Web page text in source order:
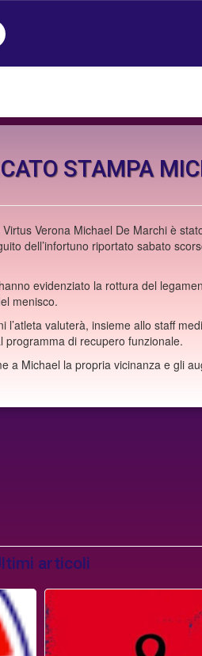
STAMPA
Virtus Verona Michael De Marchi è
dell’infortuno riportato sabato
evidenziato la rottura del
menisco.
l’atleta valuterà, insieme allo staff
programma di recupero funzionale.
a Michael la propria vicinanza e gli
articoli